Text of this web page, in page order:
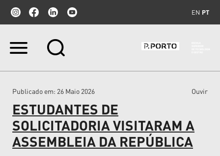
EN PT
Ir
Ir
navegação
Publicado em: 26 Maio 2026 Ouvir
ESTUDANTES DE
SOLICITADORIA VISITARAM A
ASSEMBLEIA DA REPÚBLICA